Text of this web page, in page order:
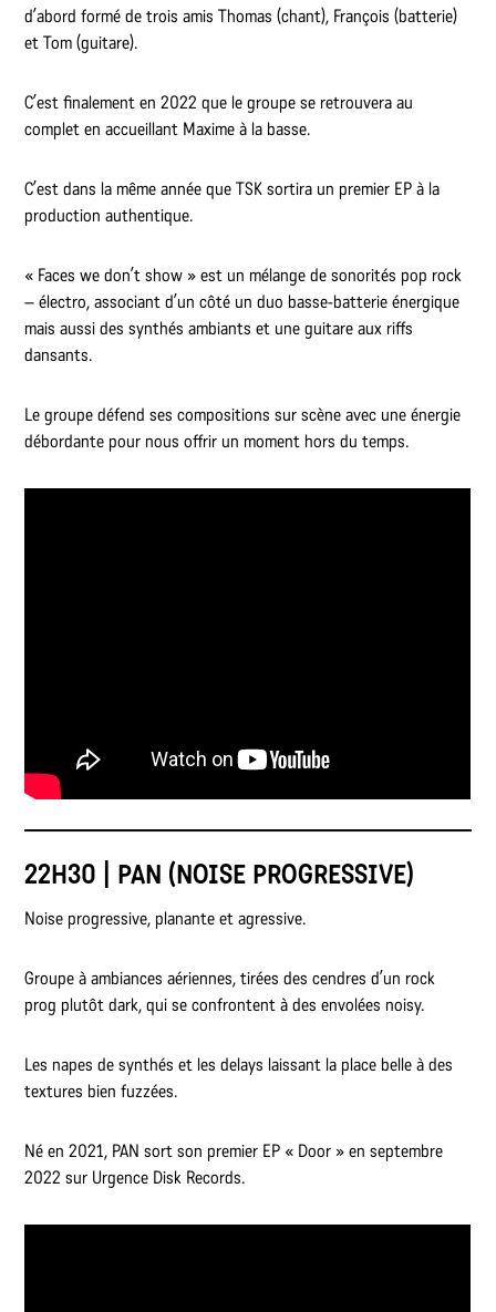
d’abord formé de trois amis Thomas (chant), François (batterie)
et Tom (guitare).
C’est finalement en 2022 que le groupe se retrouvera au
complet en accueillant Maxime à la basse.
C’est dans la même année que TSK sortira un premier EP à la
production authentique.
« Faces we don’t show » est un mélange de sonorités pop rock
– électro, associant d’un côté un duo basse-batterie énergique
mais aussi des synthés ambiants et une guitare aux riffs
dansants.
Le groupe défend ses compositions sur scène avec une énergie
débordante pour nous offrir un moment hors du temps.
22H30 | PAN (NOISE PROGRESSIVE)
Noise progressive, planante et agressive.
Groupe à ambiances aériennes, tirées des cendres d’un rock
prog plutôt dark, qui se confrontent à des envolées noisy.
Les napes de synthés et les delays laissant la place belle à des
textures bien fuzzées.
Né en 2021, PAN sort son premier EP « Door » en septembre
2022 sur Urgence Disk Records.